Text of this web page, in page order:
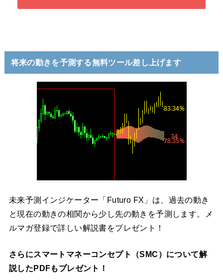
将来の動きを予測する無料ツール差し上げます
未来予測インジケーター「Futuro FX」は、過去の動き
と現在の動きの相関から少し先の動きを予測します。メ
ルマガ登録で詳しい解説書をプレゼント！
さらにスマートマネーコンセプト（SMC）について解
説したPDFもプレゼント！